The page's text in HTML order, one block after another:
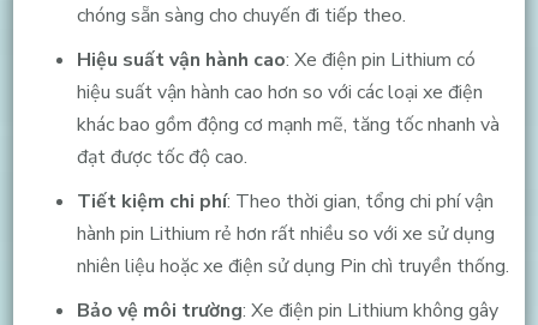
chóng sẵn sàng cho chuyến đi tiếp theo.
Hiệu suất vận hành cao: Xe điện pin Lithium có
hiệu suất vận hành cao hơn so với các loại xe điện
khác bao gồm động cơ mạnh mẽ, tăng tốc nhanh và
đạt được tốc độ cao.
Tiết kiệm chi phí: Theo thời gian, tổng chi phí vận
hành pin Lithium rẻ hơn rất nhiều so với xe sử dụng
nhiên liệu hoặc xe điện sử dụng Pin chì truyền thống.
Bảo vệ môi trường: Xe điện pin Lithium không gây